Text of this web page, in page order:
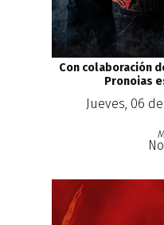
Con colaboración
Pronoias
Jueves, 06